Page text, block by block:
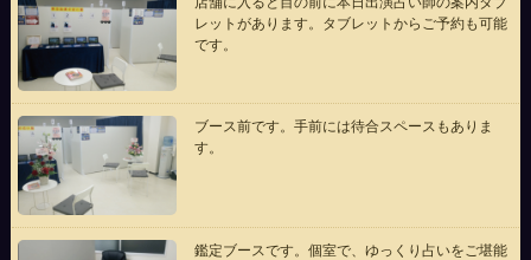
レットがあります。タブレットからご予約も可能
です。
ブース前です。手前には待合スペースもありま
す。
鑑定ブースです。個室で、ゆっくり占いをご堪能